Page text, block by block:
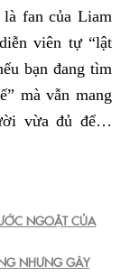
fan của Liam
viên tự “lật
bạn đang tìm
mà vẫn mang
vừa đủ để…
NGOẶT CỦA
NHƯNG GÂY